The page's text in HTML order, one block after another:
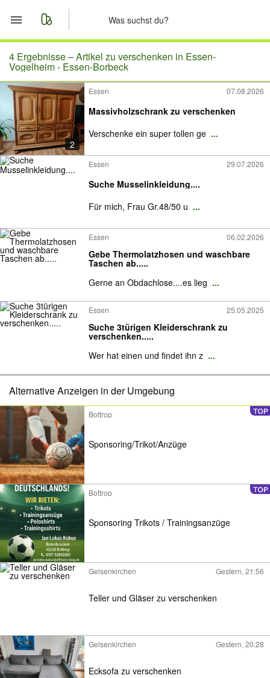
Start
Merkliste
Nachrichten
Anzeige aufgeben
4 Ergebnisse –Artikel zu verschenken in Essen-
Vogelheim - Essen-Borbeck
2
Essen 07.08.2026
Massivholzschrank zu verschenken
Verschenke ein super tollen ge ...
Essen 29.07.2026
Suche Musselinkleidung....
Für mich, Frau Gr.48/50 u ...
Essen 06.02.2026
Gebe Thermolatzhosen und waschbare
Taschen ab.....
Gerne an Obdachlose....es lieg ...
Essen 25.05.2025
Suche 3türigen Kleiderschrank zu
verschenken.....
Wer hat einen und findet ihn z ...
Alternative Anzeigen in der Umgebung
Bottrop
Sponsoring/Trikot/Anzüge
Bottrop
Sponsoring Trikots / Trainingsanzüge
Gelsenkirchen Gestern, 21:56
Teller und Gläser zu verschenken
Gelsenkirchen Gestern, 20:28
Ecksofa zu verschenken